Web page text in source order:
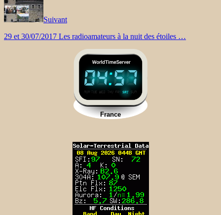
Suivant
29 et 30/07/2017 Les radioamateurs à la nuit des étoiles …